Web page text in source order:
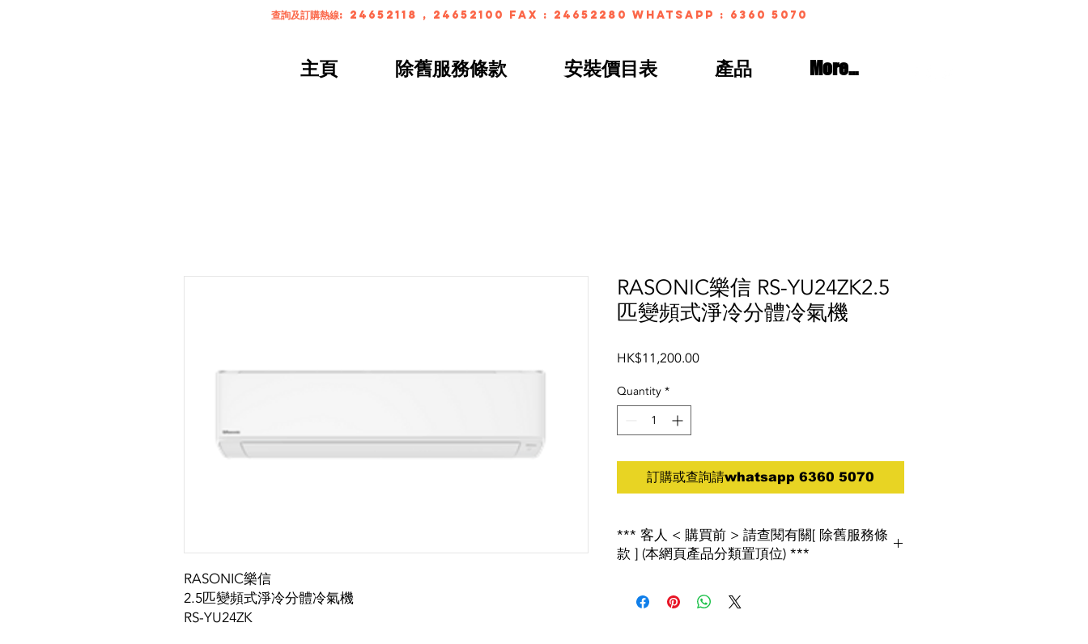
主頁 除舊服務條款 安裝價目表 產品 More...
查詢及訂購熱線: 24652118 , 24652100 FAX : 24652280 whatsapp : 6360 5070
RASONIC樂信
2.5匹變頻式淨冷分體冷氣機
RS-YU24ZK
RASONIC樂信 RS-YU24ZK2.5
匹變頻式淨冷分體冷氣機
HK$11,200.00Price
Quantity *
訂購或查詢請whatsapp 6360 5070
*** 客人 < 購買前 > 請查閱有關[ 除舊服務條
款 ] (本網頁產品分類置頂位) ***
產者責任計劃」 , 如消費者欲棄置屬相同類別的舊電器,將